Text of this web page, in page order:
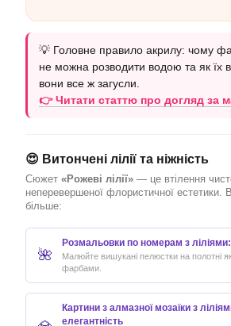
💡 Головне правило акрилу: чому
не можна розводити водою та як їх
вони все ж загусли.
👉 Читати статтю про догляд за
😍 Витончені лілії та ніжність
Сюжет «Рожеві лілії» — це втілення
неперевершеної флористичної естетики.
більше:
🌺
Розмальовки по номерам з
Малюйте вишукані пелюстки на полотні
фарбами.
Картини з алмазної мозаїки з
елегантність